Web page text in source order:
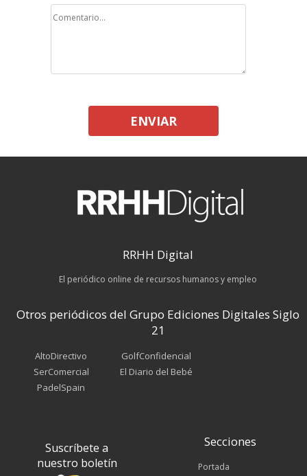
ENVIAR
RRHH Digital
El periódico online de recursos humanos y empleo
Otros periódicos del Grupo Ediciones Digitales Siglo
21
AltoDirectivo
SerComercial
PadelSpain
GolfConfidencial
El Diario del Bebé
Suscríbete a
nuestro boletín
Secciones
Portada